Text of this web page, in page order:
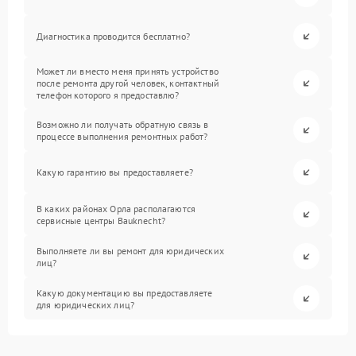
Диагностика проводится бесплатно?
Может ли вместо меня принять устройство
после ремонта другой человек, контактный
телефон которого я предоставлю?
Возможно ли получать обратную связь в
процессе выполнения ремонтных работ?
Какую гарантию вы предоставляете?
В каких районах Орла располагаются
сервисные центры Bauknecht?
Выполняете ли вы ремонт для юридических
лиц?
Какую документацию вы предоставляете
для юридических лиц?